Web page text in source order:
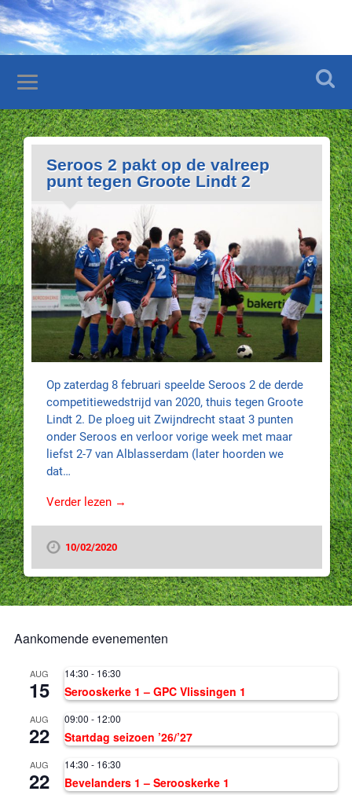
Seroos 2 pakt op de valreep
punt tegen Groote Lindt 2
Op zaterdag 8 februari speelde Seroos 2 de derde
competitiewedstrijd van 2020, thuis tegen Groote
Lindt 2. De ploeg uit Zwijndrecht staat 3 punten
onder Seroos en verloor vorige week met maar
liefst 2-7 van Alblasserdam (later hoorden we
dat…
Verder lezen →
10/02/2020
Aankomende evenementen
AUG
15
14:30 - 16:30
Serooskerke 1 – GPC Vlissingen 1
AUG
22
09:00 - 12:00
Startdag seizoen ’26/’27
AUG
22
14:30 - 16:30
Bevelanders 1 – Serooskerke 1